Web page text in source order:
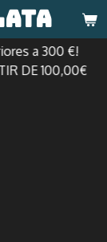
a 300 €!
DE 100,00€